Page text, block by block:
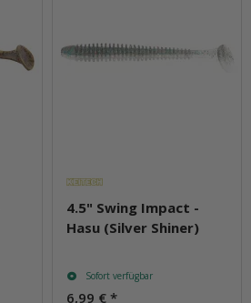
4.5" Swing Impact -
Hasu (Silver Shiner)
Sofort verfügbar
6,99 € *